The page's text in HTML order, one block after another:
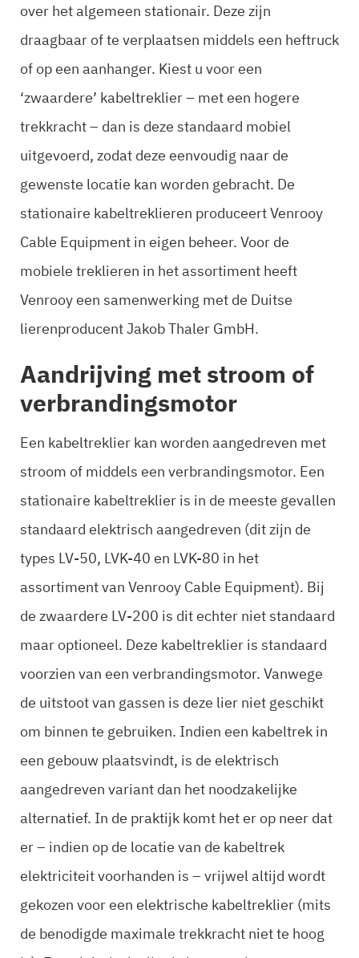
over het algemeen stationair. Deze zijn
draagbaar of te verplaatsen middels een heftruck
of op een aanhanger. Kiest u voor een
‘zwaardere’ kabeltreklier – met een hogere
trekkracht – dan is deze standaard mobiel
uitgevoerd, zodat deze eenvoudig naar de
gewenste locatie kan worden gebracht. De
stationaire kabeltreklieren produceert Venrooy
Cable Equipment in eigen beheer. Voor de
mobiele treklieren in het assortiment heeft
Venrooy een samenwerking met de Duitse
lierenproducent Jakob Thaler GmbH.
Aandrijving met stroom of
verbrandingsmotor
Een kabeltreklier kan worden aangedreven met
stroom of middels een verbrandingsmotor. Een
stationaire kabeltreklier is in de meeste gevallen
standaard elektrisch aangedreven (dit zijn de
types LV-50, LVK-40 en LVK-80 in het
assortiment van Venrooy Cable Equipment). Bij
de zwaardere LV-200 is dit echter niet standaard
maar optioneel. Deze kabeltreklier is standaard
voorzien van een verbrandingsmotor. Vanwege
de uitstoot van gassen is deze lier niet geschikt
om binnen te gebruiken. Indien een kabeltrek in
een gebouw plaatsvindt, is de elektrisch
aangedreven variant dan het noodzakelijke
alternatief. In de praktijk komt het er op neer dat
er – indien op de locatie van de kabeltrek
elektriciteit voorhanden is – vrijwel altijd wordt
gekozen voor een elektrische kabeltreklier (mits
de benodigde maximale trekkracht niet te hoog